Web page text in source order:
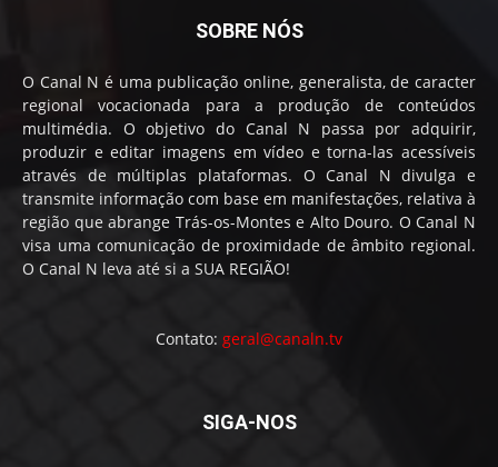
SOBRE NÓS
O Canal N é uma publicação online, generalista, de caracter
regional vocacionada para a produção de conteúdos
multimédia. O objetivo do Canal N passa por adquirir,
produzir e editar imagens em vídeo e torna-las acessíveis
através de múltiplas plataformas. O Canal N divulga e
transmite informação com base em manifestações, relativa à
região que abrange Trás-os-Montes e Alto Douro. O Canal N
visa uma comunicação de proximidade de âmbito regional.
O Canal N leva até si a SUA REGIÃO!
Contato: geral@canaln.tv
SIGA-NOS